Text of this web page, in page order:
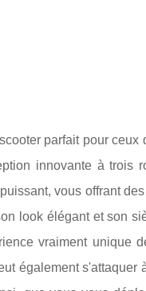
parfait pour
innovante à trois
vous offrant
look élégant et son
vraiment unique
également